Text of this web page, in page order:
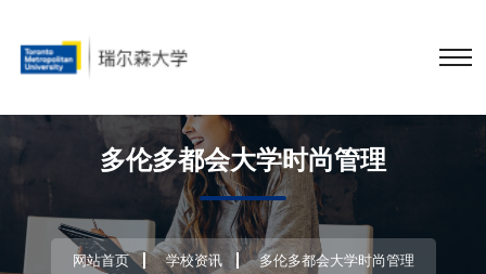
多伦多都会大学时尚管理
网站首页 学校资讯 多伦多都会大学时尚管理